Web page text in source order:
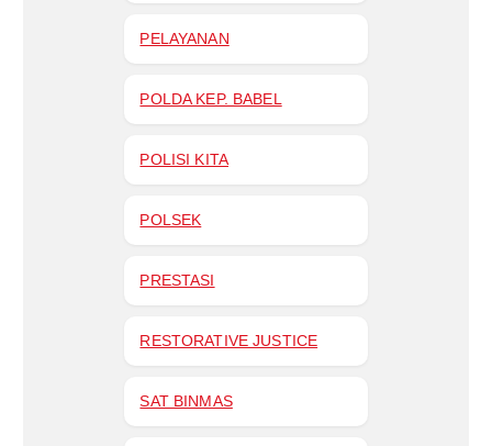
PELAYANAN
POLDA KEP. BABEL
POLISI KITA
POLSEK
PRESTASI
RESTORATIVE JUSTICE
SAT BINMAS